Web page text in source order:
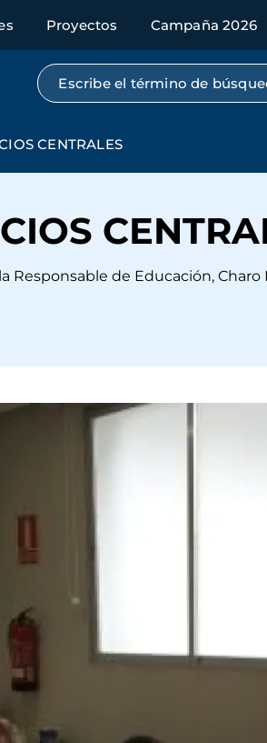
Proyectos Campaña 2026
Búsqueda por texto
CENTRALES
Responsable de Educación, Charo